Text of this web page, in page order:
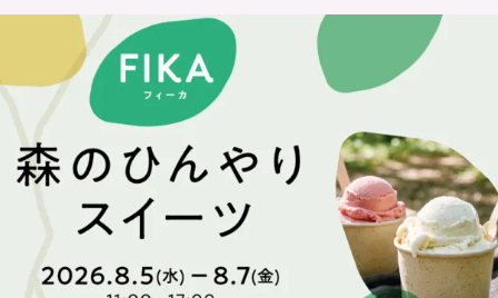
北海道の素材のおいしさをそのまま詰め込んだ、ふたつの
生を一緒に楽しめる“ダブル生”スイーツ。冬の放牧⽜乳を
加えた北海道産生クリームを生チョコレートで包んだ、冬
のミルクの甘い香りとコクを味わう生トリュフチョコレー
トです。作りたてを冷凍することで、北海道のフレッシュ
な素材の味をそのまま楽しむことができます。
商品名：スノーチップス
価格： 1箱4袋入 1,296円